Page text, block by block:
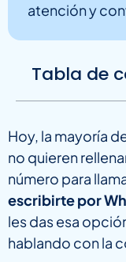
atención y
Tabla de
Hoy, la mayoría
no quieren
número para
escribirte por
les das esa
hablando con la